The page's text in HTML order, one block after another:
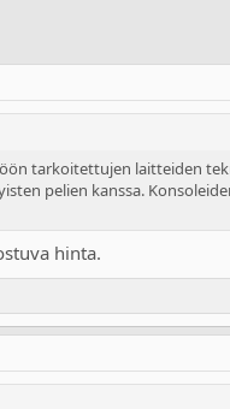
tarkoitettujen laitteiden
pelien kanssa.
hinta.